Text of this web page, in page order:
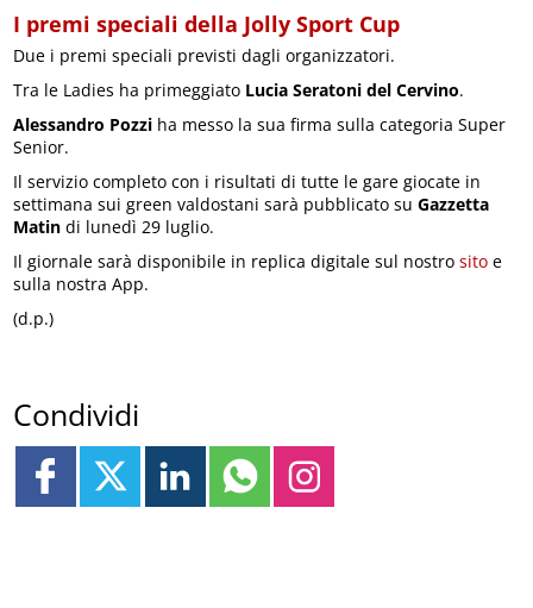
I premi speciali della Jolly Sport Cup
Due i premi speciali previsti dagli organizzatori.
Tra le Ladies ha primeggiato Lucia Seratoni del Cervino.
Alessandro Pozzi ha messo la sua firma sulla categoria Super
Senior.
Il servizio completo con i risultati di tutte le gare giocate in
settimana sui green valdostani sarà pubblicato suGazzetta
Matin di lunedì 29 luglio.
Il giornale sarà disponibile in replica digitale sul nostrosito e
sulla nostra App.
(d.p.)
Condividi